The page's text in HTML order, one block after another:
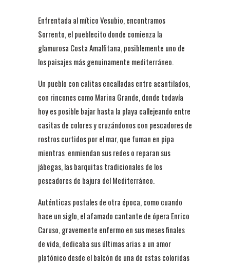
Enfrentada al mítico Vesubio, encontramos
Sorrento, el pueblecito donde comienza la
glamurosa Costa Amalfitana, posiblemente uno de
los paisajes más genuinamente mediterráneo.
Un pueblo con calitas encalladas entre acantilados,
con rincones como Marina Grande, donde todavía
hoy es posible bajar hasta la playa callejeando entre
casitas de colores y cruzándonos con pescadores de
rostros curtidos por el mar, que fuman en pipa
mientras enmiendan sus redes o reparan sus
jábegas, las barquitas tradicionales de los
pescadores de bajura del Mediterráneo.
Auténticas postales de otra época, como cuando
hace un siglo, el afamado cantante de ópera Enrico
Caruso, gravemente enfermo en sus meses finales
de vida, dedicaba sus últimas arias a un amor
platónico desde el balcón de una de estas coloridas